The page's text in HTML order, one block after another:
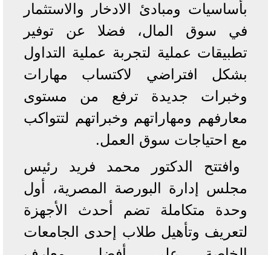
بأساسيات ومبادئ الادخار والاستثمار
في سوق المال، فضلا عن توفير
تطبيقات عملية لتجربة عملية التداول
بشكل افتراضي لاكتساب مهارات
وخبرات جديدة ترفع من مستوى
معارفهم ومهاراتهم وخبراتهم لتتواكب
مع احتياجات سوق العمل.
وافتتح الدكتور محمد فريد رئيس
مجلس إدارة البورصة المصرية، أول
وحدة متكاملة تضم أحدث الأجهزة
لتعريف وتأهيل طلاب إحدى الجامعات